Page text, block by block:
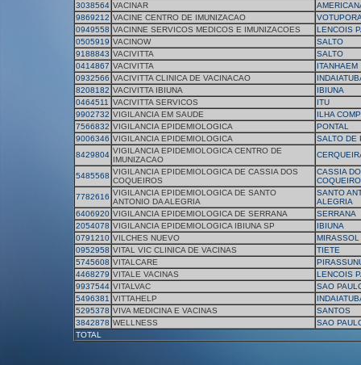
3038564 VACINAR
9869212 VACINE CENTRO DE IMUNIZACAO
0949558 VACINNE SERVICOS MEDICOS E IMUNIZACOES
LENCOIS
0505919 VACINOW
SALTO
9188843 VACIVITTA
SALTO
0414867 VACIVITTA
ITANHAEM
0932566 VACIVITTA CLINICA DE VACINACAO
8208182 VACIVITTA IBIUNA
IBIUNA
0464511
VACIVITTA SERVICOS
ITU
9902732 VIGILANCIA EM SAUDE
ILHA
7566832 VIGILANCIA EPIDEMIOLOGICA
PONTAL
9006346 VIGILANCIA EPIDEMIOLOGICA
SALTO DE
8429804 VIGILANCIA EPIDEMIOLOGICA CENTRO DE
IMUNIZACAO
5485568 VIGILANCIA EPIDEMIOLOGICA DE CASSIA DOS
COQUEIROS
CASSIA
7782616 VIGILANCIA EPIDEMIOLOGICA DE SANTO
ANTONIO DA ALEGRIA
SANTO
ALEGRIA
6406920 VIGILANCIA EPIDEMIOLOGICA DE SERRANA
SERRANA
2054078 VIGILANCIA EPIDEMIOLOGICA IBIUNA SP
IBIUNA
0791210 VILCHES NUEVO
MIRASSOL
0952958 VITAL VIC CLINICA DE VACINAS
TIETE
5745608 VITALCARE
4468279 VITALE VACINAS
LENCOIS
9937544 VITALVAC
SAO
5496381 VITTAHELP
5295378 VIVA MEDICINA E VACINAS
SANTOS
3842878 WELLNESS
SAO
TOTAL